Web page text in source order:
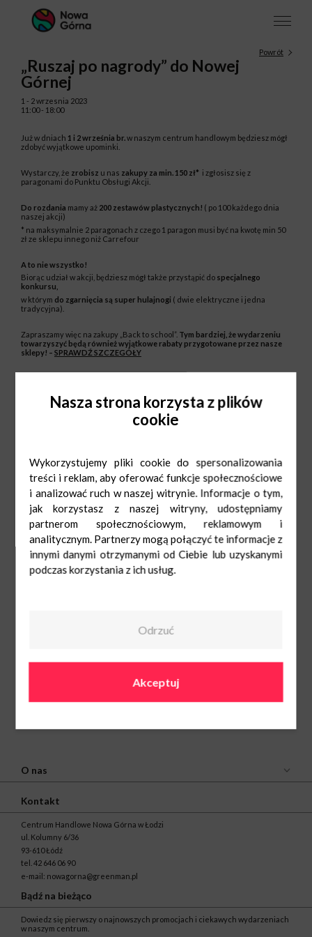
Powrót
„Ruszaj po nagrody” do Nowej
Górnej
1 - 2 wrzesnia 2023
11:00 - 18:00
Już w dniach 1 i 2 września br.w naszym centrum handlowym będziesz mógł
zdobyć wyjątkowe upominki.
Wystarczy, że zrobisz u nas zakupy za min. 150 zł* i zgłosisz się z
paragonami do Punktu Obsługi Akcji.
Do rozdania mamy aż 200 zestawów plastycznych! ( po 100 każdego dnia
naszej akcji)
* na maksymalnie 2 paragonach z czego 1 paragon musi być na kwotę min 50
zł ze sklepu innego niż Carrefour
A to nie wszystko!
Biorąc udział w akcji, będziesz mógł także przystąpić do specjalnego
konkursu,
w którym do zgarnięcia są super hulajnogi ( dwie elektryczne i jedna
tradycyjna).
Zapraszamy więc na zakupy „Back to school”. Tym bardziej, że wydarzeniu
towarzyszyć będą również wyjątkowe rabaty przygotowane przez nasze
sklepy! – SPRAWDŹ SZCZEGÓŁY
Już dziś zachęcamy Cię do zasilenia akcji i przyłączenia się do zbiórki na
rzecz podopiecznychFundacji Happy Kidsz Łodzi.– SPRAWDŹ
Regulamin akcji znajdziesz
Czekamy na Ciebie w godzinach od 11.00 do 18.00
*Znajdziesz nas przy sklepie Pepco
O nas
Kontakt
Centrum Handlowe Nowa Górna w Łodzi
ul. Kolumny 6/36
93-610 Łódź
tel. 42 646 06 90
e-mail: nowagorna@greenman.pl
Bądź na bieżąco
Dowiedz się pierwszy o najnowszych promocjach i ciekawych wydarzeniach
w naszym centrum.
Nasza strona korzysta z plików
cookie
Wykorzystujemy pliki cookie do spersonalizowania
treści i reklam, aby oferować funkcje społecznościowe
i analizować ruch w naszej witrynie. Informacje o tym,
jak korzystasz z naszej witryny, udostępniamy
partnerom społecznościowym, reklamowym i
analitycznym. Partnerzy mogą połączyć te informacje z
innymi danymi otrzymanymi od Ciebie lub uzyskanymi
podczas korzystania z ich usług.
Odrzuć
Akceptuj